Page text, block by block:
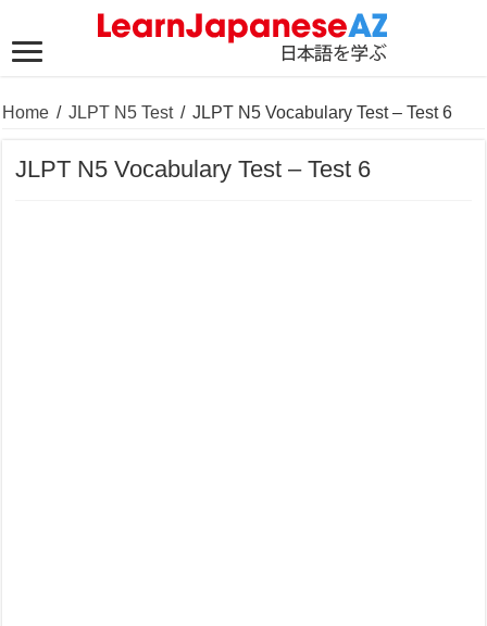
Home / JLPT N5 Test / JLPT N5 Vocabulary Test – Test 6
JLPT N5 Vocabulary Test – Test 6